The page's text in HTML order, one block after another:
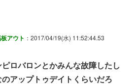
アウト ：2017/04/19(水) 11:52:44.53
ロバロンとかみんな故障したし
アップトゥデイトくらいだろ